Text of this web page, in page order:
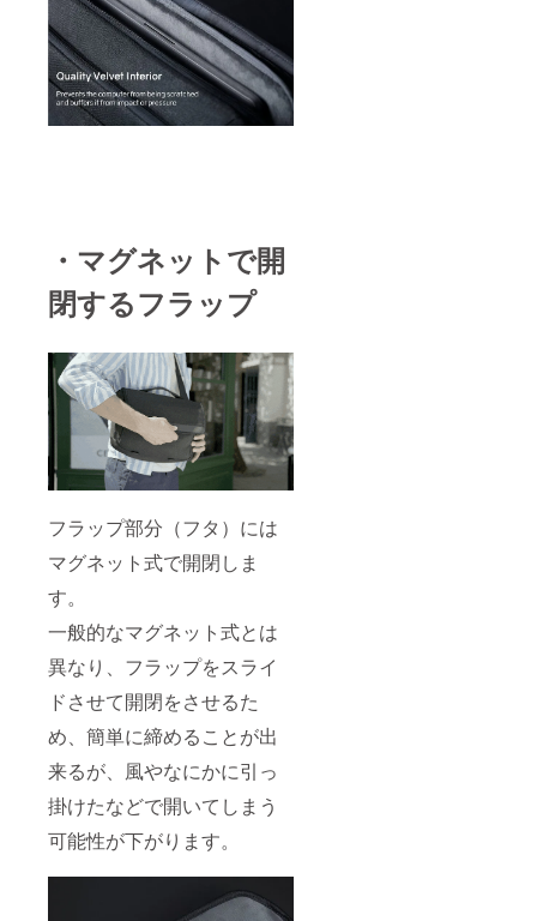
・マグネットで開
閉するフラップ
フラップ部分（フタ）には
マグネット式で開閉しま
す。
一般的なマグネット式とは
異なり、フラップをスライ
ドさせて開閉をさせるた
め、簡単に締めることが出
来るが、風やなにかに引っ
掛けたなどで開いてしまう
可能性が下がります。